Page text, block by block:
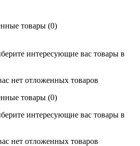
товары (0)
интересующие вас товары в
нет отложенных товаров
товары (0)
интересующие вас товары в
нет отложенных товаров